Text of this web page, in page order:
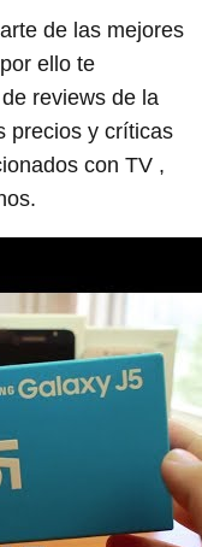
de las mejores
ello te
reviews de la
precios y críticas
con TV ,